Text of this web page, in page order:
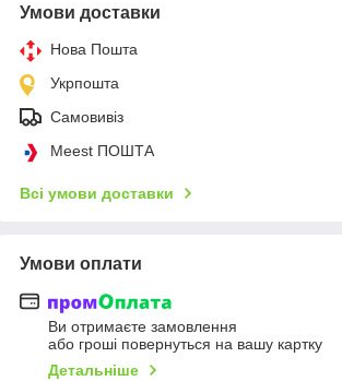
Умови доставки
Нова Пошта
Укрпошта
Самовивіз
Meest ПОШТА
Всі умови доставки
Умови оплати
Ви отримаєте замовлення
або гроші повернуться на вашу картку
Детальніше